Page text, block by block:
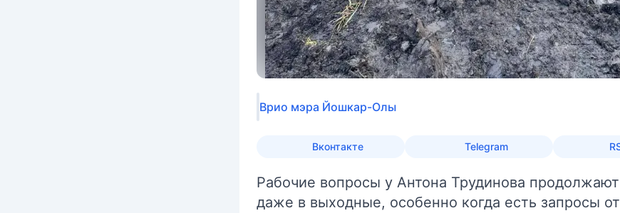
Врио мэра Йошкар-Олы
Вконтакте Telegram
Рабочие вопросы у Антона Трудинова
даже в выходные, особенно когда есть запросы